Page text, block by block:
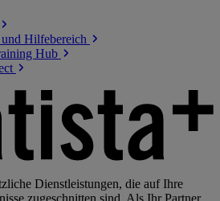
Hilfebereich
Hub
Dienstleistungen, die auf Ihre
zugeschnitten sind. Als Ihr Partner